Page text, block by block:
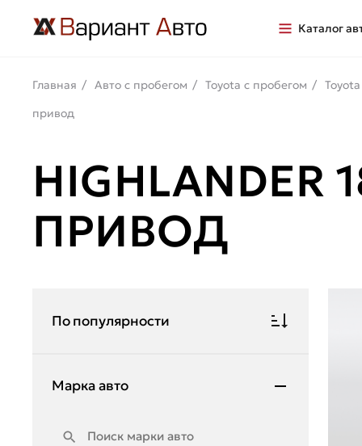
Каталог
Главная Авто с пробегом Toyota с пробегом
привод
ПРИВОД
По популярности
Марка авто